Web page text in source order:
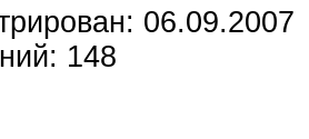
06.09.2007
148